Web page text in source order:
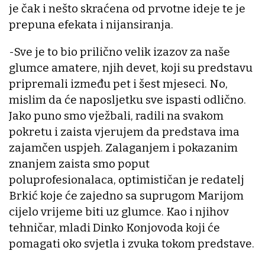
je čak i nešto skraćena od prvotne ideje te je
prepuna efekata i nijansiranja.
-Sve je to bio prilično velik izazov za naše
glumce amatere, njih devet, koji su predstavu
pripremali između pet i šest mjeseci. No,
mislim da će naposljetku sve ispasti odlično.
Jako puno smo vježbali, radili na svakom
pokretu i zaista vjerujem da predstava ima
zajamčen uspjeh. Zalaganjem i pokazanim
znanjem zaista smo poput
poluprofesionalaca, optimističan je redatelj
Brkić koje će zajedno sa suprugom Marijom
cijelo vrijeme biti uz glumce. Kao i njihov
tehničar, mladi Dinko Konjovoda koji će
pomagati oko svjetla i zvuka tokom predstave.